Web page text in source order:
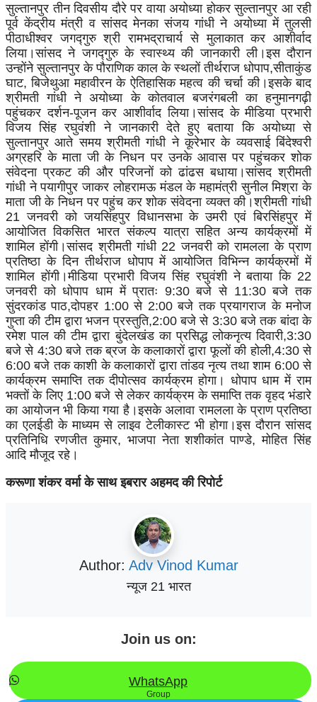
सुल्तानपुर तीन दिवसीय दौरे पर वाया अयोध्या होकर सुल्तानपुर आ रही
पूर्व केंद्रीय मंत्री व सांसद मेनका संजय गांधी ने अयोध्या में तुलसी
पीठाधीश्वर जगद्गुरु श्री रामभद्राचार्य से मुलाकात कर आशीर्वाद
लिया।सांसद ने जगद्गुरु के स्वास्थ्य की जानकारी ली।इस दौरान
उन्होंने सुल्तानपुर के पौराणिक काल के स्थलों तीर्थराज धोपाप,सीताकुंड
घाट, बिजेथुआ महावीरन के ऐतिहासिक महत्व की चर्चा की।इसके बाद
श्रीमती गांधी ने अयोध्या के कोतवाल बजरंगबली का हनुमानगढ़ी
पहुंचकर दर्शन-पूजन कर आशीर्वाद लिया।सांसद के मीडिया प्रभारी
विजय सिंह रघुवंशी ने जानकारी देते हुए बताया कि अयोध्या से
सुल्तानपुर आते समय श्रीमती गांधी ने कूरेभार के व्यवसाई बिंदेश्वरी
अग्रहरि के माता जी के निधन पर उनके आवास पर पहुंचकर शोक
संवेदना प्रकट की और परिजनों को ढांढस बधाया।सांसद श्रीमती
गांधी ने पयागीपुर जाकरलोहरामऊ मंडल के महामंत्री सुनील मिश्रा के
माता जी के निधन पर पहुंच कर शोक संवेदना व्यक्त की।श्रीमती गांधी
21 जनवरी को जयसिंहपुर विधानसभा के उमरी एवं बिरसिंहपुर में
आयोजित विकसित भारत संकल्प यात्रा सहित अन्य कार्यक्रमों में
शामिल होंगी।सांसद श्रीमती गांधी 22 जनवरी को रामलला के प्राण
प्रतिष्ठा के दिन तीर्थराज धोपाप में आयोजित विभिन्न कार्यक्रमों में
शामिल होंगी।मीडिया प्रभारी विजय सिंह रघुवंशी ने बताया कि 22
जनवरी को धोपाप धाम में प्रातः 9:30 बजे से 11:30 बजे तक
सुंदरकांड पाठ,दोपहर 1:00 से 2:00 बजे तक प्रयागराज के मनोज
गुप्ता की टीम द्वारा भजन प्रस्तुति,2:00 बजे से 3:30 बजे तक बांदा के
रमेश पाल की टीम द्वारा बुंदेलखंड का प्रसिद्धलोकनृत्य दिवारी,3:30
बजे से 4:30 बजे तक ब्रज के कलाकारों द्वारा फूलों की होली,4:30 से
6:00 बजे तक काशी के कलाकारों द्वारा तांडव नृत्य तथा शाम 6:00 से
कार्यक्रम समाप्ति तक‌ दीपोत्सव कार्यक्रम होगा। धोपाप धाम में राम
भक्तों के लिए 1:00 बजे से लेकर कार्यक्रम के समाप्ति तक वृहद भंडारे
का आयोजन भी किया गया है।इसके अलावा रामलला के प्राण प्रतिष्ठा
का एलईडी के माध्यम से लाइव टेलीकास्ट भी होगा।इस दौरान सांसद
प्रतिनिधि रणजीत कुमार, भाजपा नेता शशीकांत पाण्डे, मोहित सिंह
आदि मौजूद रहे।
करूणा शंकर वर्मा के साथ इबरार अहमद की रिपोर्ट
Author: Adv Vinod Kumar
न्यूज 21 भारत
Join us on:
WhatsApp
Group